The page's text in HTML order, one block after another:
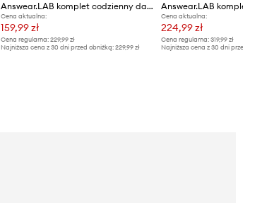
Answear.LAB komplet codzienny damski z wiskozą
Cena aktualna:
159,99 zł
Cena regularna:229,99 zł
Najniższa cena z 30 dni przed obniżką:229,99 zł
Cena aktualna:
224,99 zł
Cena regularna: 319,99 zł
Najniższa cena z 30 dni przed obniżką: